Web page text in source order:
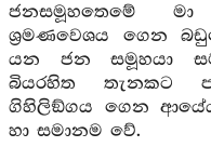
ජනසමූහතෙමේ
ශ්‍රමණවෙශය ගෙන
යන ජන සමූහයා
බියරහිත තැනකට
ගිහිලිඞ්ගය ගෙන
හා සමානම වේ.